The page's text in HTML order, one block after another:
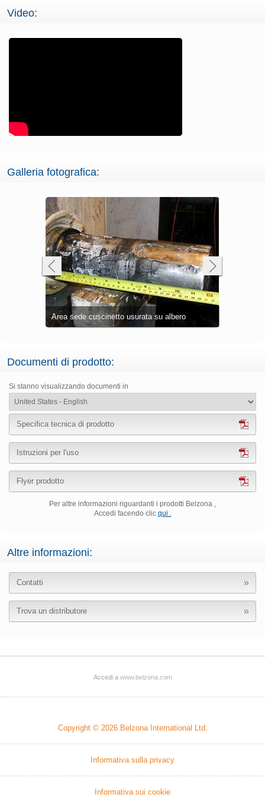
Video:
Galleria fotografica:
Area sede cuscinetto usurata su albero
Documenti di prodotto:
Si stanno visualizzando documenti in
Specifica tecnica di prodotto
Istruzioni per l'uso
Flyer prodotto
Per altre informazioni riguardanti i prodotti Belzona ,
Accedi facendo clic qui .
Altre informazioni:
Contatti
Trova un distributore
Accedi a www.belzona.com
Copyright © 2026 Belzona International Ltd.
Informativa sulla privacy
Informativa sui cookie